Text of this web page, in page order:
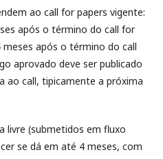
ao call for papers vigente:
após o término do call for
após o término do call
aprovado deve ser publicado
ao call, tipicamente a próxima
livre (submetidos em fluxo
se dá em até 4 meses, com